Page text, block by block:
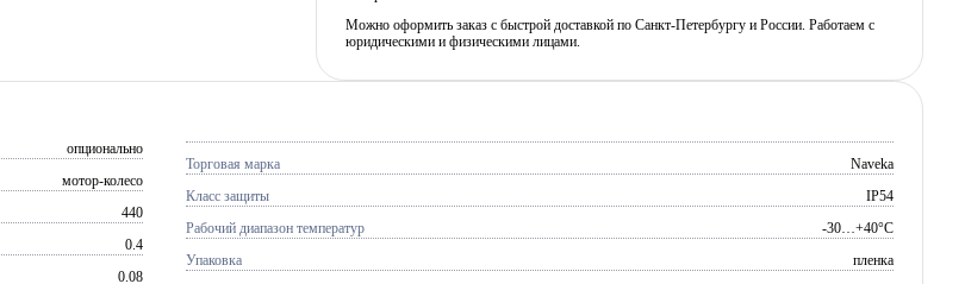
Можно оформить заказ с быстрой доставкой по Санкт-Петербургу и России. Работаем с
юридическими и физическими лицами.
опционально
мотор-колесо
440
0.4
0.08
Торговая марка Naveka
Класс защиты IP54
Рабочий диапазон температур -30…+40°C
Упаковка пленка